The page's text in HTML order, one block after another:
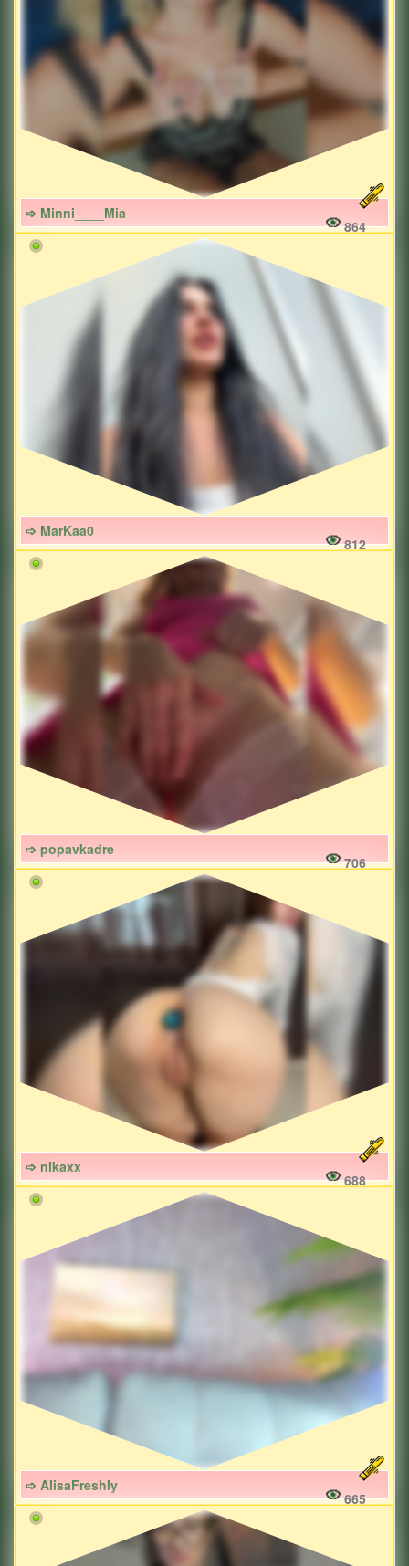
➩ Minni____Mia
864
➩ MarKaa0
812
➩ popavkadre
706
➩ nikaxx
688
➩ AlisaFreshly
665